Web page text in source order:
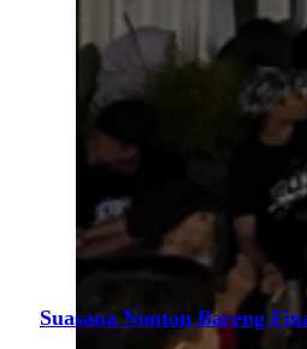
Suasana Nonton Bareng